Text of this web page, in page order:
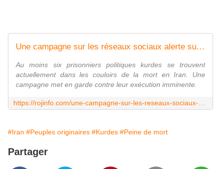
Une campagne sur les réseaux sociaux alerte sur l'exécution imminente de prisonniers kurdes en Iran
Au moins six prisonniers politiques kurdes se trouvent
actuellement dans les couloirs de la mort en Iran. Une
campagne met en garde contre leur exécution imminente.
#Iran #Peuples originaires #Kurdes #Peine de mort
Partager